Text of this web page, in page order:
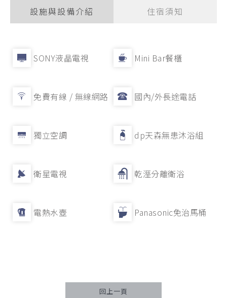
設施與設備介紹 住宿須知
SONY液晶電視 Mini Bar餐櫃
免費有線 / 無線網路 國內/外長途電話
獨立空調 dp天森無患沐浴組
衛星電視 乾溼分離衛浴
電熱水壺 Panasonic免治馬桶
回上一頁